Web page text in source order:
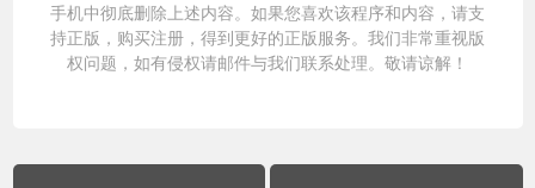
手机中彻底删除上述内容。如果您喜欢该程序和内容，请支
持正版，购买注册，得到更好的正版服务。我们非常重视版
权问题，如有侵权请邮件与我们联系处理 。敬请谅解！